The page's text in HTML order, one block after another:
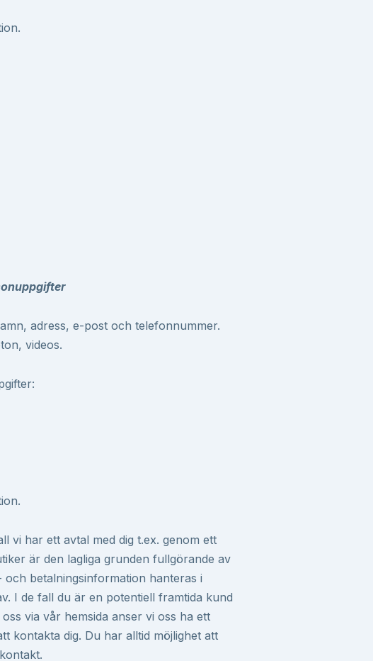
adress, e-post och telefonnummer.
videos.
vi har ett avtal med dig t.ex. genom ett
är den lagliga grunden fullgörande av
och betalningsinformation hanteras i
I de fall du är en potentiell framtida kund
via vår hemsida anser vi oss ha ett
kontakta dig. Du har alltid möjlighet att